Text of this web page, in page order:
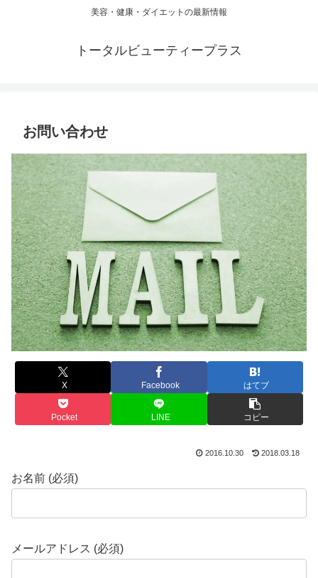
美容・健康・ダイエットの最新情報
トータルビューティープラス
お問い合わせ
X Facebook はてブ
Pocket LINE コピー
2016.10.30 2018.03.18
お名前 (必須)
メールアドレス (必須)